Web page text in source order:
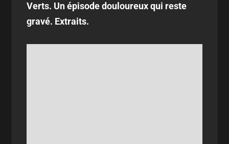
Verts. Un épisode douloureux qui reste
gravé. Extraits.